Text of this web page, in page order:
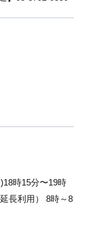
時15分〜19時
長利用） 8時～8